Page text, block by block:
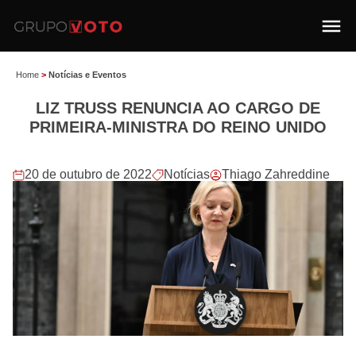
Home > Notícias e Eventos
LIZ TRUSS RENUNCIA AO CARGO DE
PRIMEIRA-MINISTRA DO REINO UNIDO
20 de outubro de 2022 Notícias Thiago Zahreddine